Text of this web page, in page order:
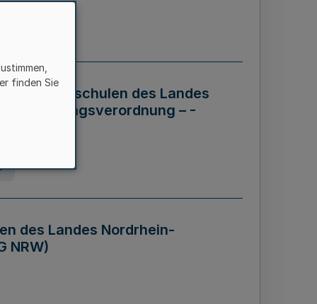
der Hochschulen des Landes
– -
des Landes Nordrhein-
NRW)
finden Sie